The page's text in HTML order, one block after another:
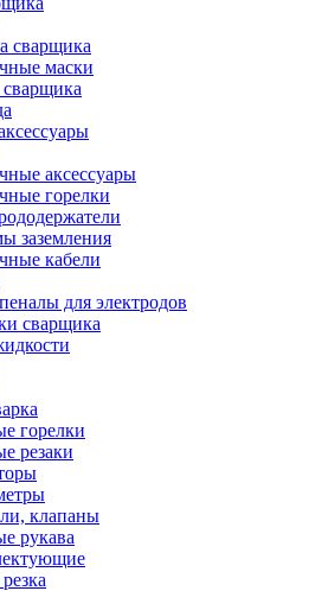
сварщика
маски
аксессуары
горелки
заземления
кабели
для электродов
сварщика
горелки
резаки
клапаны
рукава